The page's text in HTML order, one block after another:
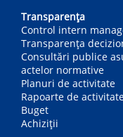
Transparența
Control intern
Transparența
Consultări publice
actelor normative
Planuri de activitate
Rapoarte de
Buget
Achiziții